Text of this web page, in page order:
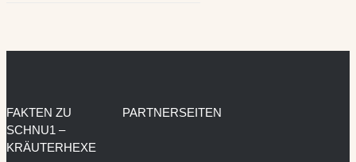
FAKTEN ZU
SCHNU1 –
KRÄUTERHEXE
PARTNERSEITEN